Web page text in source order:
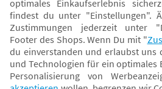
* Alle Preise inkl. MwSt. und ggf. zzgl.
abhängig von der von dir gewählten Option -